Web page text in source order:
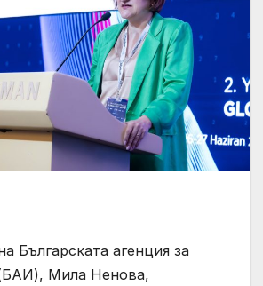
Българската агенция за
Мила Ненова,